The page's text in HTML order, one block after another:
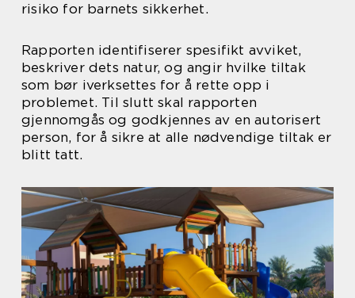
risiko for barnets sikkerhet.
Rapporten identifiserer spesifikt avviket,
beskriver dets natur, og angir hvilke tiltak
som bør iverksettes for å rette opp i
problemet. Til slutt skal rapporten
gjennomgås og godkjennes av en autorisert
person, for å sikre at alle nødvendige tiltak er
blitt tatt.